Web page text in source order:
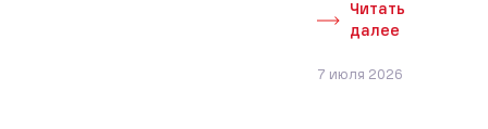
Читать
далее
7 июля 2026